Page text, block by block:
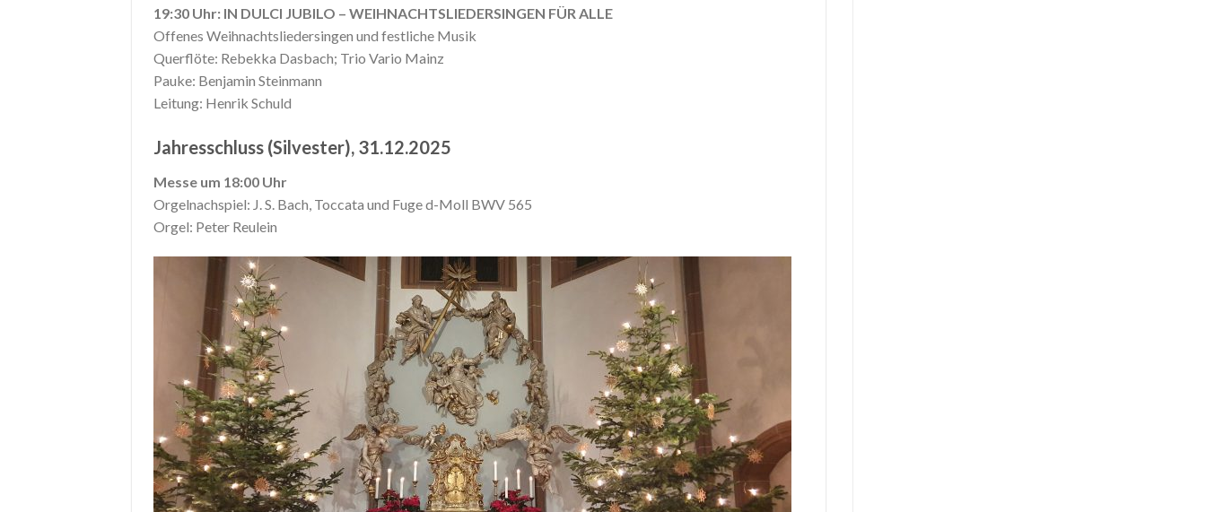
19:30 Uhr: IN DULCI JUBILO – WEIHNACHTSLIEDERSINGEN FÜR ALLE
Offenes Weihnachtsliedersingen und festliche Musik
Querflöte: Rebekka Dasbach; Trio Vario Mainz
Pauke: Benjamin Steinmann
Leitung: Henrik Schuld
Jahresschluss (Silvester), 31.12.2025
Messe um 18:00 Uhr
Orgelnachspiel: J. S. Bach, Toccata und Fuge d-Moll BWV 565
Orgel: Peter Reulein